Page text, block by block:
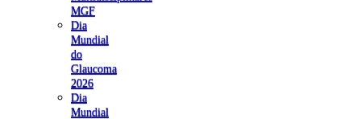
MGF
Dia
Mundial
do
Glaucoma
2026
Dia
Mundial